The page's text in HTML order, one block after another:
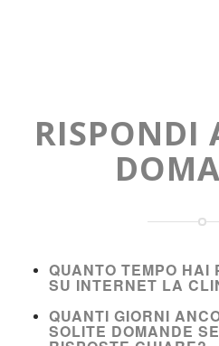
RISPONDI
QUANTO TEMPO HAI
SU INTERNET LA
QUANTI GIORNI
SOLITE DOMANDE